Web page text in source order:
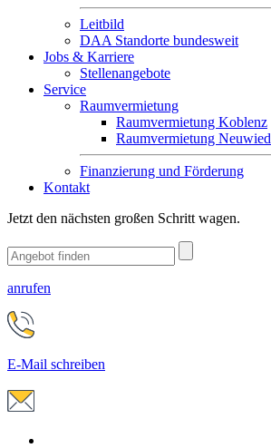
Leitbild
DAA Standorte bundesweit
Jobs & Karriere
Stellenangebote
Service
Raumvermietung
Raumvermietung Koblenz
Raumvermietung Neuwied
Finanzierung und Förderung
Kontakt
Jetzt den nächsten großen Schritt wagen.
anrufen
E-Mail schreiben